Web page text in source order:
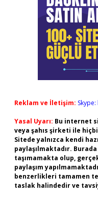
Reklam ve İletişim:
Yasal Uyarı: Bu internet
veya şahıs şirketi ile
Sitede yalnızca kendi
paylaşılmaktadır.
taşımamakta olup,
paylaşım
benzerlikleri tamamen
taslak halindedir ve